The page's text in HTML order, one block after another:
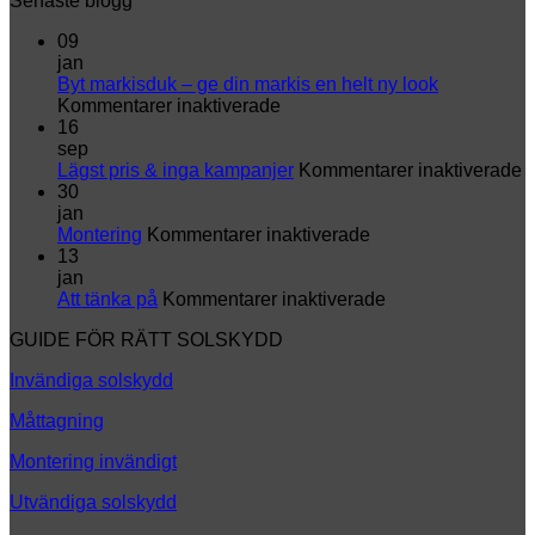
09
jan
Byt markisduk – ge din markis en helt ny look
Kommentarer inaktiverade
–
markis
ny
16
sep
Lägst pris & inga kampanjer Kommentarer inaktiverade
30
jan
Montering Kommentarer inaktiverade
13
jan
Att tänka på Kommentarer inaktiverade
GUIDE FÖR RÄTT SOLSKYDD
Invändiga solskydd
Måttagning
Montering invändigt
Utvändiga solskydd